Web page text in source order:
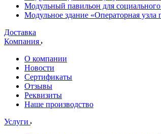
Модульный павильон для
Модульное здание «Операторная узла
Доставка
Компания
О компании
Новости
Сертификаты
Отзывы
Реквизиты
Наше производство
Услуги